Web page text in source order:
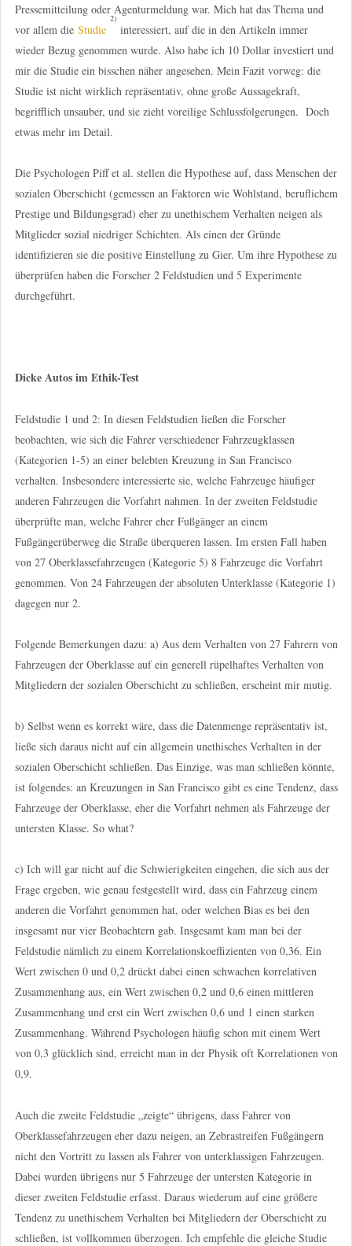
Pressemitteilung oder Agenturmeldung war. Mich hat das Thema und
vor allem die Studie
2)
interessiert, auf die in den Artikeln immer
wieder Bezug genommen wurde. Also habe ich 10 Dollar investiert und
mir die Studie ein bisschen näher angesehen. Mein Fazit vorweg: die
Studie ist nicht wirklich repräsentativ, ohne große Aussagekraft,
begrifflich unsauber, und sie zieht voreilige Schlussfolgerungen. Doch
etwas mehr im Detail.
Die Psychologen Piff et al. stellen die Hypothese auf, dass Menschen der
sozialen Oberschicht (gemessen an Faktoren wie Wohlstand, beruflichem
Prestige und Bildungsgrad) eher zu unethischem Verhalten neigen als
Mitglieder sozial niedriger Schichten. Als einen der Gründe
identifizieren sie die positive Einstellung zu Gier. Um ihre Hypothese zu
überprüfen haben die Forscher 2 Feldstudien und 5 Experimente
durchgeführt.
Dicke Autos im Ethik-Test
Feldstudie 1 und 2: In diesen Feldstudien ließen die Forscher
beobachten, wie sich die Fahrer verschiedener Fahrzeugklassen
(Kategorien 1-5) an einer belebten Kreuzung in San Francisco
verhalten. Insbesondere interessierte sie, welche Fahrzeuge häufiger
anderen Fahrzeugen die Vorfahrt nahmen. In der zweiten Feldstudie
überprüfte man, welche Fahrer eher Fußgänger an einem
Fußgängerüberweg die Straße überqueren lassen. Im ersten Fall haben
von 27 Oberklassefahrzeugen (Kategorie 5) 8 Fahrzeuge die Vorfahrt
genommen. Von 24 Fahrzeugen der absoluten Unterklasse (Kategorie 1)
dagegen nur 2.
Folgende Bemerkungen dazu: a) Aus dem Verhalten von 27 Fahrern von
Fahrzeugen der Oberklasse auf ein generell rüpelhaftes Verhalten von
Mitgliedern der sozialen Oberschicht zu schließen, erscheint mir mutig.
b) Selbst wenn es korrekt wäre, dass die Datenmenge repräsentativ ist,
ließe sich daraus nicht auf ein allgemein unethisches Verhalten in der
sozialen Oberschicht schließen. Das Einzige, was man schließen könnte,
ist folgendes: an Kreuzungen in San Francisco gibt es eine Tendenz, dass
Fahrzeuge der Oberklasse, eher die Vorfahrt nehmen als Fahrzeuge der
untersten Klasse. So what?
c) Ich will gar nicht auf die Schwierigkeiten eingehen, die sich aus der
Frage ergeben, wie genau festgestellt wird, dass ein Fahrzeug einem
anderen die Vorfahrt genommen hat, oder welchen Bias es bei den
insgesamt nur vier Beobachtern gab. Insgesamt kam man bei der
Feldstudie nämlich zu einem Korrelationskoeffizienten von 0,36. Ein
Wert zwischen 0 und 0,2 drückt dabei einen schwachen korrelativen
Zusammenhang aus, ein Wert zwischen 0,2 und 0,6 einen mittleren
Zusammenhang und erst ein Wert zwischen 0,6 und 1 einen starken
Zusammenhang. Während Psychologen häufig schon mit einem Wert
von 0,3 glücklich sind, erreicht man in der Physik oft Korrelationen von
0,9.
Auch die zweite Feldstudie „zeigte“ übrigens, dass Fahrer von
Oberklassefahrzeugen eher dazu neigen, an Zebrastreifen Fußgängern
nicht den Vortritt zu lassen als Fahrer von unterklassigen Fahrzeugen.
Dabei wurden übrigens nur 5 Fahrzeuge der untersten Kategorie in
dieser zweiten Feldstudie erfasst. Daraus wiederum auf eine größere
Tendenz zu unethischem Verhalten bei Mitgliedern der Oberschicht zu
schließen, ist vollkommen überzogen. Ich empfehle die gleiche Studie